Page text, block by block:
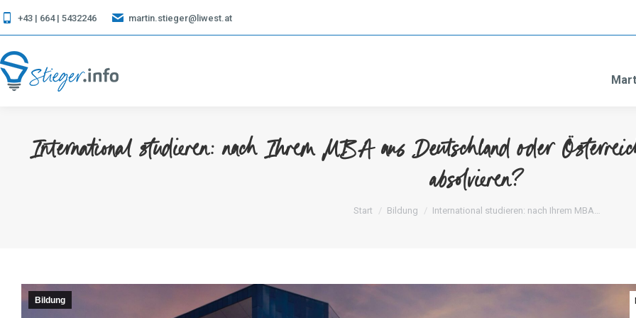
+43 | 664 | 5432246 martin.stieger@liwest.at
International studieren: nach Ihrem MBA aus Deutschland oder
absolvieren?
Sie befinden sich hier:
Start Bildung International studieren: nach Ihrem MBA…
Bildung